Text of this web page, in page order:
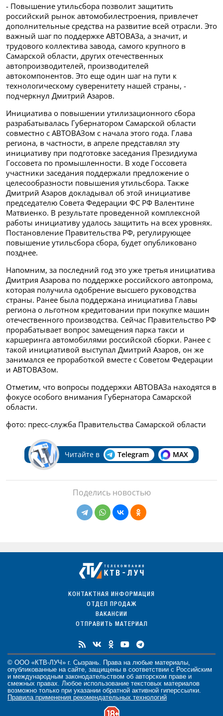
- Повышение утильсбора позволит защитить
российский рынок автомобилестроения, привлечет
дополнительные средства на развитие всей отрасли. Это
важный шаг по поддержке АВТОВАЗа, а значит, и
трудового коллектива завода, самого крупного в
Самарской области, других отечественных
автопроизводителей, производителей
автокомпонентов. Это еще один шаг на пути к
технологическому суверенитету нашей страны, -
подчеркнул Дмитрий Азаров.
Инициатива о повышении утилизационного сбора
разрабатывалась Губернатором Самарской области
совместно с АВТОВАЗом с начала этого года. Глава
региона, в частности, в апреле представлял эту
инициативу при подготовке заседания Президиума
Госсовета по промышленности. В ходе Госсовета
участники заседания поддержали предложение о
целесообразности повышения утильсбора. Также
Дмитрий Азаров докладывал об этой инициативе
председателю Совета Федерации ФС РФ Валентине
Матвиенко. В результате проведенной комплексной
работы инициативу удалось защитить на всех уровнях.
Постановление Правительства РФ, регулирующее
повышение утильсбора сбора, будет опубликовано
позднее.
Напомним, за последний год это уже третья инициатива
Дмитрия Азарова по поддержке российского автопрома,
которая получила одобрение высшего руководства
страны. Ранее была поддержана инициатива Главы
региона о льготном кредитовании при покупке машин
отечественного производства. Сейчас Правительство РФ
прорабатывает вопрос замещения парка такси и
каршеринга автомобилями российской сборки. Ранее с
такой инициативой выступал Дмитрий Азаров, он же
занимался ее проработкой вместе с Советом Федерации
и АВТОВАЗом.
Отметим, что вопросы поддержки АВТОВАЗа находятся в
фокусе особого внимания Губернатора Самарской
области.
фото: пресс-служба Правительства Самарской области​
Читайте в Telegram MAX
Поделись новостью
КОНТАКТНАЯ ИНФОРМАЦИЯ
ОТДЕЛ ПРОДАЖ
ВАКАНСИИ
ОТПРАВИТЬ МАТЕРИАЛ
© ООО «КТВ-ЛУЧ» г. Сызрань. Права на любые материалы
опубликованные на сайте, защищены в соответствии с Российским
и международным законодательством об авторском праве и
смежных правах. Любое использование текстовых материалов
возможно только при указании обратной активной гиперссылки.
Правила применения рекомендательных технологий